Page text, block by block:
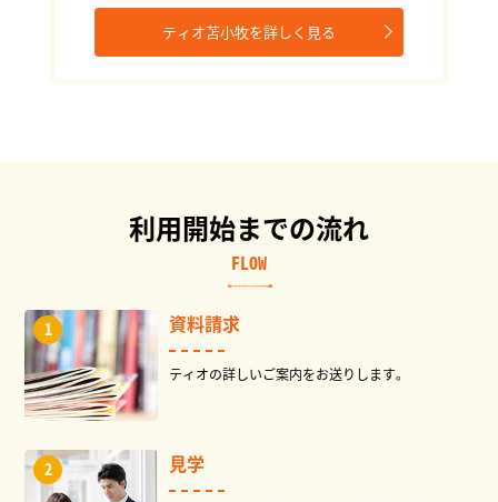
ティオ苫小牧を詳しく見る
利用開始までの流れ
FLOW
資料請求
ティオの詳しいご案内をお送りします。
見学